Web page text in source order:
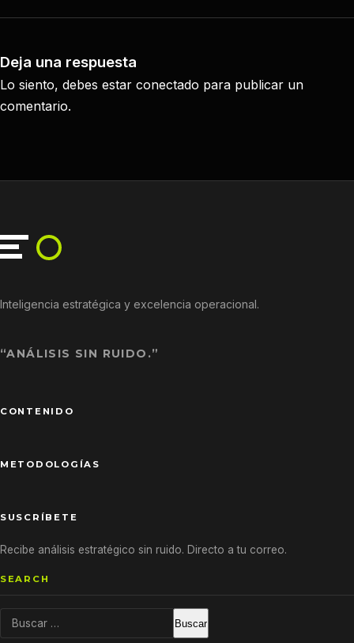
Deja una respuesta
Lo siento, debes estar conectado para publicar un
comentario.
Inteligencia estratégica y excelencia operacional.
“ANÁLISIS SIN RUIDO.”
CONTENIDO
METODOLOGÍAS
SUSCRÍBETE
Recibe análisis estratégico sin ruido. Directo a tu correo.
SEARCH
Buscar: